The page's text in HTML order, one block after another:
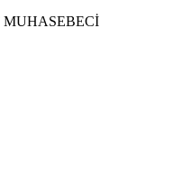
MUHASEBECİ